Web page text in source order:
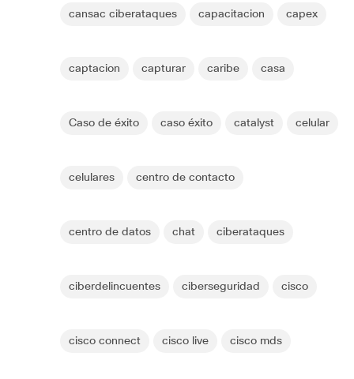
cansac ciberataques capacitacion capex
captacion capturar caribe casa
Caso de éxito caso éxito catalyst celular
celulares centro de contacto
centro de datos chat ciberataques
ciberdelincuentes ciberseguridad cisco
cisco connect cisco live cisco mds